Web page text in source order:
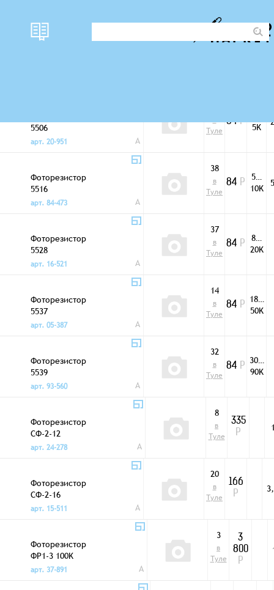
5506
арт. 20-951
A
в
Туле
84Р
5K
Фоторезистор
5516
арт. 84-473
A
38
в
Туле
84 Р
5…
10K
Фоторезистор
5528
арт. 16-521
A
37
в
Туле
84 Р
8…
20K
Фоторезистор
5537
арт. 05-387
A
14
в
Туле
84 Р
18…
50K
Фоторезистор
5539
арт. 93-560
A
32
в
Туле
84 Р
30…
90K
Фоторезистор
СФ-2-12
арт. 24-278
A
8
в
Туле
335
Р
Фоторезистор
СФ-2-16
арт. 15-511
A
20
в
Туле
166
Р
Фоторезистор
ФР1-3 100K
арт. 37-891
A
3
в
Туле
3
800
Р